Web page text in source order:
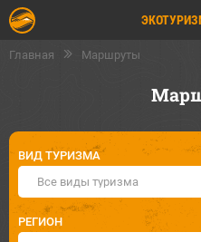
Главная Маршруты
ВИД ТУРИЗМА
Все виды туризма
РЕГИОН